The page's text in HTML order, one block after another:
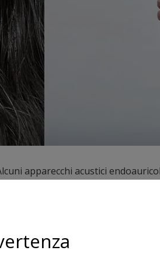
apparecchi acustici
condotti uditivi che le altre